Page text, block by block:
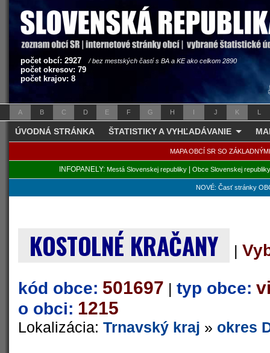
počet obcí: 2927 / bez mestských častí s BA a KE ako celkom 2890
počet okresov: 79
počet krajov: 8
A B C D E F G H I J K L
ÚVODNÁ STRÁNKA ŠTATISTIKY A VYHĽADÁVANIE
MAPA OBCÍ SR SO
INFOPANELY: Mestá Slovenskej republiky| Obce Slovenskej republiky
NOVÉ: Časť stránky
KOSTOLNÉ KRAČANY |
kód obce: 501697 | typ obce:
o obci: 1215
Lokalizácia: Trnavský kraj » okres